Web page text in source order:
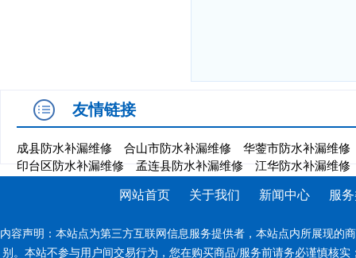
友情链接
成县防水补漏维修 合山市防水补漏维修
华蓥市防水补漏维修
印台区防水补漏维修
孟连县防水补漏维修 江华防水补漏维修
网站首页 关于我们 新闻中心 服
内容声明：本站点为第三方互联网信息服务提供者，本站点内所展现的
别。本站不参与用户间交易行为，您在购买商品/服务前请务必谨慎核